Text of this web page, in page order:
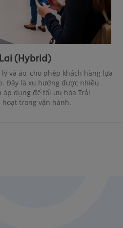
(Hybrid)
và ảo, cho phép khách hàng lựa
Đây là xu hướng được nhiều
dụng để tối ưu hóa Trải
trong vận hành.